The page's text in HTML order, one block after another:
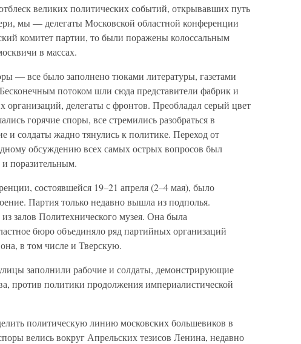
великих политических событий, открывавших путь
мы — делегаты Московской областной конференции
комитет партии, то были поражены колоссальным
в массах.
— все было заполнено тюками литературы, газетами
потоком шли сюда представители фабрик и
организаций, делегаты с фронтов. Преобладал серый цвет
горячие споры, все стремились разобраться в
и солдаты жадно тянулись к политике. Переход от
обсуждению всех самых острых вопросов был
поразительным.
состоявшейся 19–21 апреля (2–4 мая), было
Партия только недавно вышла из подполья.
залов Политехнического музея. Она была
бюро объединяло ряд партийных организаций
в том числе и Тверскую.
заполнили рабочие и солдаты, демонстрирующие
против политики продолжения империалистической
политическую линию московских большевиков в
велись вокруг Апрельских тезисов Ленина, недавно